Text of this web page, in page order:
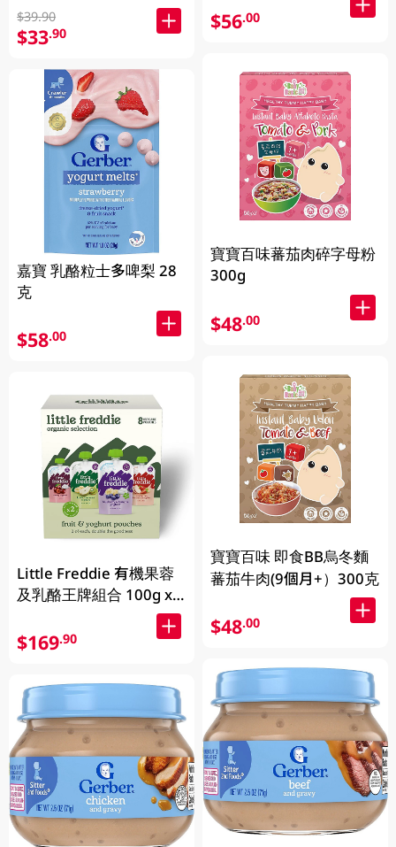
$39.90
$33.90
嘉寶 乳酪粒士多啤梨 28
克
$58.00
Little Freddie 有機果蓉
及乳酪王牌組合 100g x
$169.90
$56.00
寶寶百味蕃茄肉碎字母粉
300g
$48.00
寶寶百味 即食BB烏冬麵
蕃茄牛肉(9個月+）300克
$48.00